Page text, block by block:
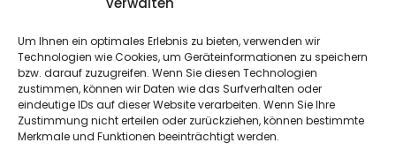
Um Ihnen ein optimales Erlebnis zu bieten, verwenden wir
Technologien wie Cookies, um Geräteinformationen zu speichern
bzw. darauf zuzugreifen. Wenn Sie diesen Technologien
zustimmen, können wir Daten wie das Surfverhalten oder
eindeutige IDs auf dieser Website verarbeiten. Wenn Sie Ihre
Zustimmung nicht erteilen oder zurückziehen, können bestimmte
Merkmale und Funktionen beeinträchtigt werden.